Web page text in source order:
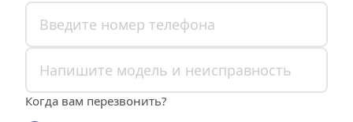
Когда вам перезвонить?